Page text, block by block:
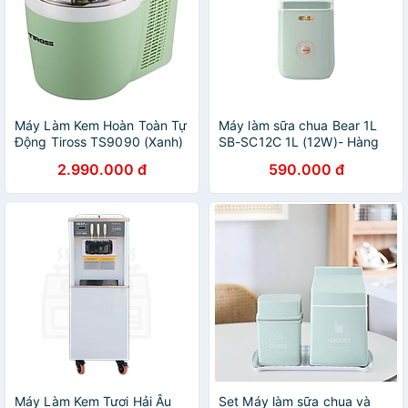
Máy Làm Kem Hoàn Toàn Tự
Động Tiross TS9090 (Xanh)
2.990.000 đ
Máy làm sữa chua Bear 1L
SB-SC12C 1L (12W)- Hàng
590.000 đ
Máy Làm Kem Tươi Hải Âu
Set Máy làm sữa chua và